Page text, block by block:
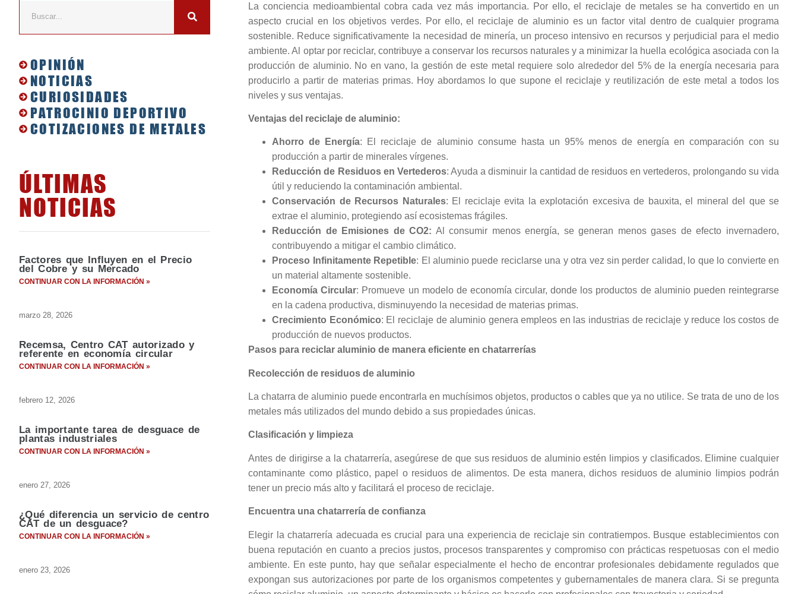
OPINIÓN
NOTICIAS
CURIOSIDADES
PATROCINIO DEPORTIVO
COTIZACIONES DE METALES
ÚLTIMAS
NOTICIAS
Factores que Influyen en el Precio
del Cobre y su Mercado
CONTINUAR CON LA INFORMACIÓN »
marzo 28, 2026
Recemsa, Centro CAT autorizado y
referente en economía circular
CONTINUAR CON LA INFORMACIÓN »
febrero 12, 2026
La importante tarea de desguace de
plantas industriales
CONTINUAR CON LA INFORMACIÓN »
enero 27, 2026
¿Qué diferencia un servicio de centro
CAT de un desguace?
CONTINUAR CON LA INFORMACIÓN »
enero 23, 2026
La conciencia medioambiental cobra cada vez más importancia. Por ello, el reciclaje de metales se ha convertido en un
aspecto crucial en los objetivos verdes. Por ello, el reciclaje de aluminio es un factor vital dentro de cualquier programa
sostenible. Reduce significativamente la necesidad de minería, un proceso intensivo en recursos y perjudicial para el medio
ambiente. Al optar por reciclar, contribuye a conservar los recursos naturales y a minimizar la huella ecológica asociada con la
producción de aluminio. No en vano, la gestión de este metal requiere solo alrededor del 5% de la energía necesaria para
producirlo a partir de materias primas. Hoy abordamos lo que supone el reciclaje y reutilización de este metal a todos los
niveles y sus ventajas.
Ventajas del reciclaje de aluminio:
Ahorro de Energía: El reciclaje de aluminio consume hasta un 95% menos de energía en comparación con su
producción a partir de minerales vírgenes.
Reducción de Residuos en Vertederos: Ayuda a disminuir la cantidad de residuos en vertederos, prolongando su vida
útil y reduciendo la contaminación ambiental.
Conservación de Recursos Naturales: El reciclaje evita la explotación excesiva de bauxita, el mineral del que se
extrae el aluminio, protegiendo así ecosistemas frágiles.
Reducción de Emisiones de CO2: Al consumir menos energía, se generan menos gases de efecto invernadero,
contribuyendo a mitigar el cambio climático.
Proceso Infinitamente Repetible: El aluminio puede reciclarse una y otra vez sin perder calidad, lo que lo convierte en
un material altamente sostenible.
Economía Circular: Promueve un modelo de economía circular, donde los productos de aluminio pueden reintegrarse
en la cadena productiva, disminuyendo la necesidad de materias primas.
Crecimiento Económico: El reciclaje de aluminio genera empleos en las industrias de reciclaje y reduce los costos de
producción de nuevos productos.
Pasos para reciclar aluminio de manera eficiente en chatarrerías
Recolección de residuos de aluminio
La chatarra de aluminio puede encontrarla en muchísimos objetos, productos o cables que ya no utilice. Se trata de uno de los
metales más utilizados del mundo debido a sus propiedades únicas.
Clasificación y limpieza
Antes de dirigirse a la chatarrería, asegúrese de que sus residuos de aluminio estén limpios y clasificados. Elimine cualquier
contaminante como plástico, papel o residuos de alimentos. De esta manera, dichos residuos de aluminio limpios podrán
tener un precio más alto y facilitará el proceso de reciclaje.
Encuentra una chatarrería de confianza
Elegir la chatarrería adecuada es crucial para una experiencia de reciclaje sin contratiempos. Busque establecimientos con
buena reputación en cuanto a precios justos, procesos transparentes y compromiso con prácticas respetuosas con el medio
ambiente. En este punto, hay que señalar especialmente el hecho de encontrar profesionales debidamente regulados que
expongan sus autorizaciones por parte de los organismos competentes y gubernamentales de manera clara. Si se pregunta